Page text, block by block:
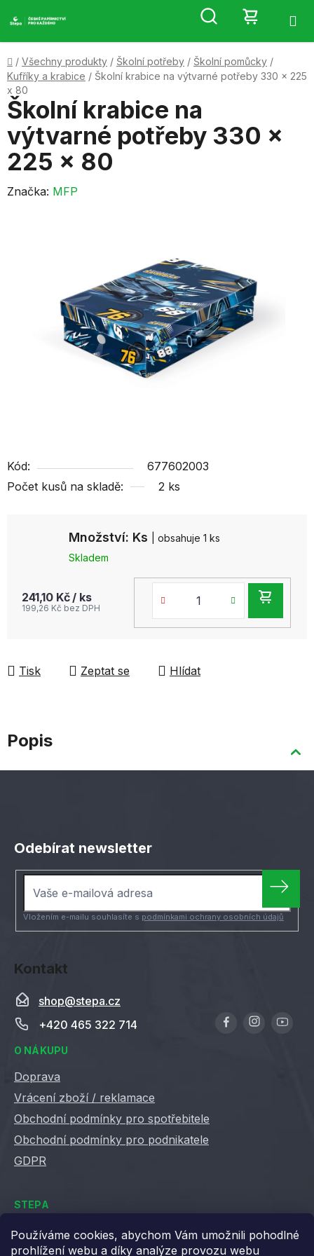
Používáme cookies, abychom Vám umožnili pohodlné
prohlížení webu a díky analýze provozu webu
na
Hledat
KOŠÍK
Domů
/ Všechny produkty / Školní potřeby / Školní pomůcky /
Kufříky a krabice / Školní krabice na výtvarné potřeby 330 x 225
x 80
Množství: Ks
| obsahuje 1 ks
Skladem
241,10 Kč / ks
199,26 Kč bez DPH
Kód:
677602003
Počet kusů na skladě:
2 ks
Tisk Zeptat se Hlídat
Školní krabice na
výtvarné potřeby 330 x
225 x 80
Značka: MFP
Popis
Kontakt
shop@stepa.cz
+420 465 322 714
O NÁKUPU
Doprava
Vrácení zboží / reklamace
Obchodní podmínky pro spotřebitele
Obchodní podmínky pro podnikatele
GDPR
STEPA
Kontakty
Kariéra ve Stepě
Odebírat newsletter
Vložením e-mailu souhlasíte s podmínkami ochrany osobních údajů